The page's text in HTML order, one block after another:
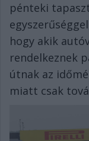
pénteki
hogy akik
rendelkeznek
útnak az
miatt csak